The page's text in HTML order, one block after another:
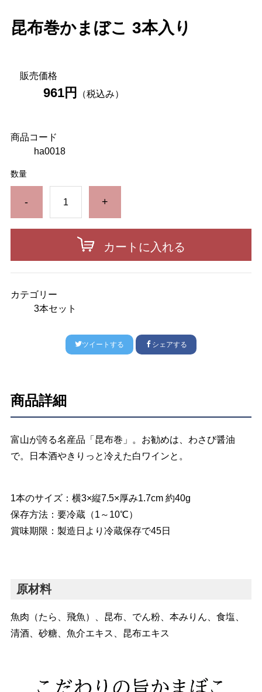
昆布巻かまぼこ 3本入り
販売価格
961円 （税込み）
商品コード
ha0018
数量
- +
カートに入れる
カテゴリー
3本セット
ツイートする シェアする
商品詳細
富山が誇る名産品「昆布巻」。お勧めは、わさび醤油
で。日本酒やきりっと冷えた白ワインと。
1本のサイズ：横3×縦7.5×厚み1.7cm 約40g
保存方法：要冷蔵（1～10℃）
賞味期限：製造日より冷蔵保存で45日
原材料
魚肉（たら、飛魚）、昆布、でん粉、本みりん、食塩、
清酒、砂糖、魚介エキス、昆布エキス